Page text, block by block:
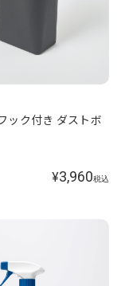
ック付き ダストボ
¥3,960税込